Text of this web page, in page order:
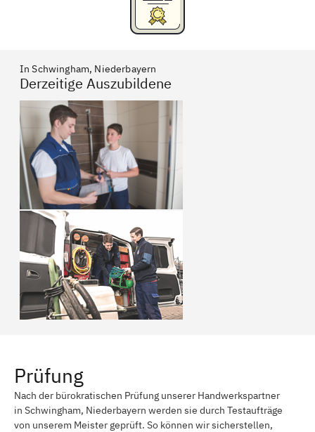
In Schwingham, Niederbayern
Derzeitige Auszubildene
Prüfung
Nach der bürokratischen Prüfung unserer Handwerkspartner
in Schwingham, Niederbayern werden sie durch Testaufträge
von unserem Meister geprüft. So können wir sicherstellen,